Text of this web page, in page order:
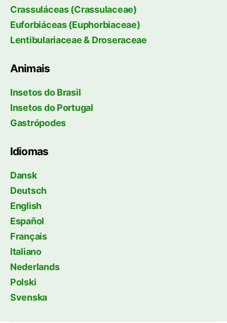
Crassuláceas (Crassulaceae)
Euforbiáceas (Euphorbiaceae)
Lentibulariaceae & Droseraceae
Animais
Insetos do Brasil
Insetos do Portugal
Gastrópodes
Idiomas
Dansk
Deutsch
English
Español
Français
Italiano
Nederlands
Polski
Svenska